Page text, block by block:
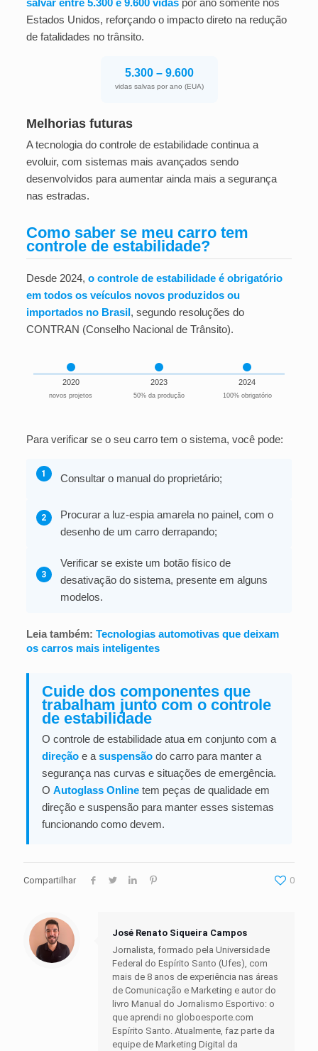
Estados Unidos, reforçando o impacto direto na redução
de fatalidades no trânsito.
5.300 – 9.600
vidas salvas por ano (EUA)
Melhorias futuras
A tecnologia do controle de estabilidade continua a
evoluir, com sistemas mais avançados sendo
desenvolvidos para aumentar ainda mais a segurança
nas estradas.
Como saber se meu carro tem
controle de estabilidade?
Desde 2024, o controle de estabilidade é obrigatório
em todos os veículos novos produzidos ou
importados no Brasil, segundo resoluções do
CONTRAN (Conselho Nacional de Trânsito).
2020
novos projetos
2023
50% da produção
2024
100% obrigatório
Para verificar se o seu carro tem o sistema, você pode:
1 Consultar o manual do proprietário;
2
Procurar a luz-espia amarela no painel, com o
desenho de um carro derrapando;
3
Verificar se existe um botão físico de
desativação do sistema, presente em alguns
modelos.
Leia também: Tecnologias automotivas que deixam
os carros mais inteligentes
Cuide dos componentes que
trabalham junto com o controle
de estabilidade
O controle de estabilidade atua em conjunto com a
direçãoe a suspensãodo carro para manter a
segurança nas curvas e situações de emergência.
O Autoglass Onlinetem peças de qualidade em
direção e suspensão para manter esses sistemas
funcionando como devem.
Compartilhar 0
José Renato Siqueira Campos
Jornalista, formado pela Universidade
Federal do Espírito Santo (Ufes), com
mais de 8 anos de experiência nas áreas
de Comunicação e Marketing e autor do
livro Manual do Jornalismo Esportivo: o
que aprendi no globoesporte.com
Espírito Santo. Atualmente, faz parte da
equipe de Marketing Digital da